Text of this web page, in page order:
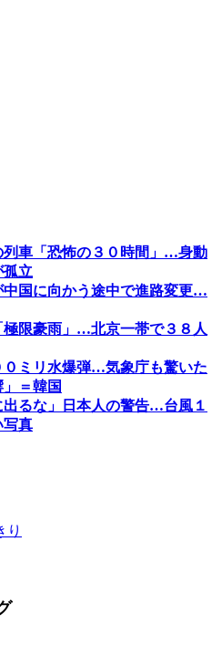
列車「恐怖の３０時間」…身動
孤立
中国に向かう途中で進路変更…
極限豪雨」…北京一帯で３８人
０ミリ水爆弾…気象庁も驚いた
」＝韓国
出るな」日本人の警告…台風１
写真
り